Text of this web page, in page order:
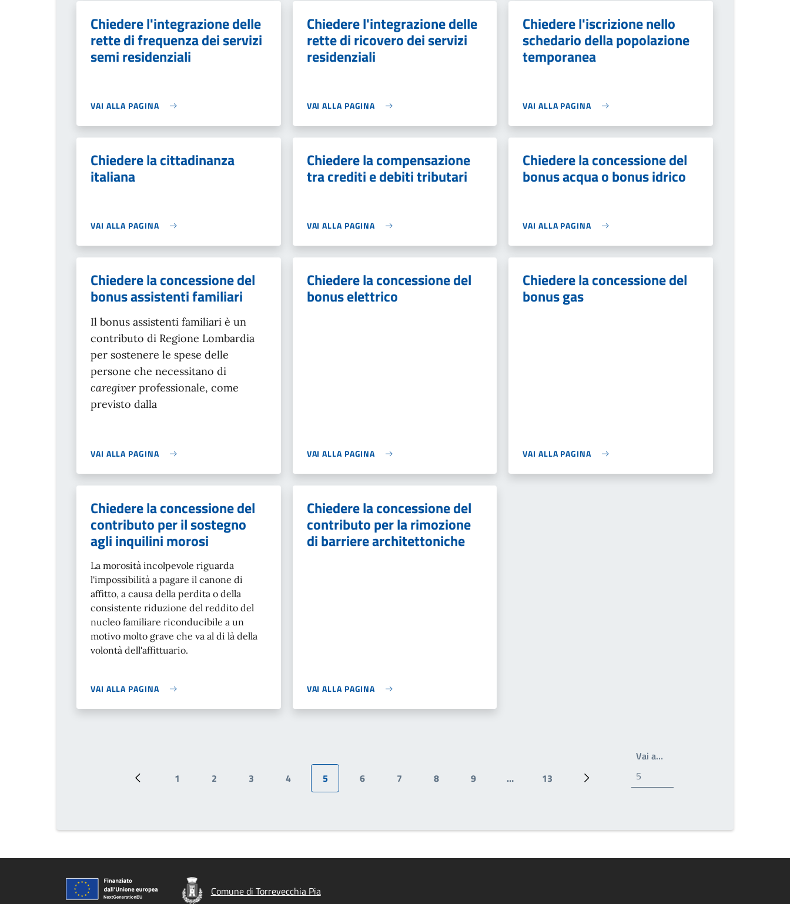
Chiedere l'integrazione delle
rette di frequenza dei servizi
semi residenziali
VAI ALLA PAGINA
Chiedere l'integrazione delle
rette di ricovero dei servizi
residenziali
VAI ALLA PAGINA
Chiedere l'iscrizione nello
schedario della popolazione
temporanea
VAI ALLA PAGINA
Chiedere la cittadinanza
italiana
VAI ALLA PAGINA
Chiedere la compensazione
tra crediti e debiti tributari
VAI ALLA PAGINA
Chiedere la concessione del
bonus acqua o bonus idrico
VAI ALLA PAGINA
Chiedere la concessione del
bonus assistenti familiari
Il bonus assistenti familiari è un
contributo di Regione Lombardia
per sostenere le spese delle
persone che necessitano di
caregiverprofessionale, come
previsto dalla
VAI ALLA PAGINA
Chiedere la concessione del
bonus elettrico
VAI ALLA PAGINA
Chiedere la concessione del
bonus gas
VAI ALLA PAGINA
Chiedere la concessione del
contributo per il sostegno
agli inquilini morosi
La morosità incolpevole riguarda
l'impossibilità a pagare il canone di
affitto, a causa della perdita o della
consistente riduzione del reddito del
nucleo familiare riconducibile a un
motivo molto grave che va al di là della
volontà dell'affittuario.
VAI ALLA PAGINA
Chiedere la concessione del
contributo per la rimozione
di barriere architettoniche
VAI ALLA PAGINA
Pagina precedente
Pagina
1
Pagina
2
Pagina
3
Pagina
4
Pagina attuale
5
Pagina
6
Pagina
7
Pagina
8
Pagina
9 …
Ultima pagina
13
Pagina successiva
Vai a…
Comune di Torrevecchia Pia